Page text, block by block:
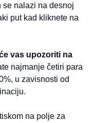
se nalazi na desnoj
put kad kliknete na
vas upozoriti na
najmanje četiri para
u zavisnosti od
na polje za